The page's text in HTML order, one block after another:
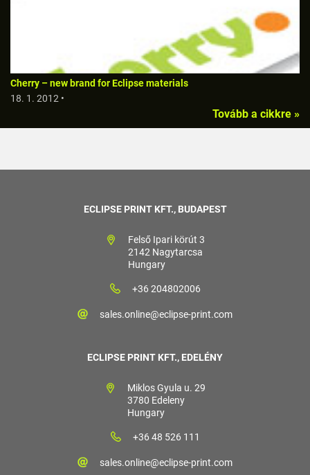
Cherry – new brand for Eclipse materials
18. 1. 2012 •
Tovább a cikkre »
ECLIPSE PRINT KFT., BUDAPEST
Felső Ipari körút 3
2142 Nagytarcsa
Hungary
+36 204802006
sales.online@eclipse-print.com
ECLIPSE PRINT KFT., EDELÉNY
Miklos Gyula u. 29
3780 Edeleny
Hungary
+36 48 526 111
sales.online@eclipse-print.com